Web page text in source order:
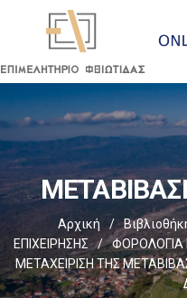
Αρχική /
ΕΠΙΧΕIΡΗΣΗΣ
/ ΦΟΡΟΛΟΓΙΑ
ΜΕΤΑΧΕΙΡΙΣΗ ΤΗΣ